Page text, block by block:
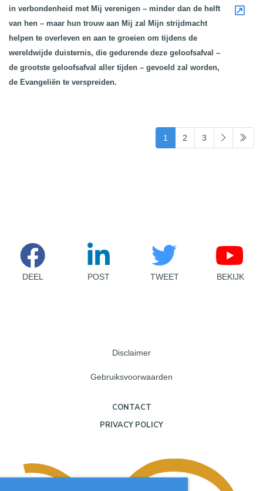
in verbondenheid met Mij verenigen – minder dan de helft
van hen – maar hun trouw aan Mij zal Mijn strijdmacht
helpen te overleven en aan te groeien om tijdens de
wereldwijde duisternis, die gedurende deze geloofsafval –
de grootste geloofsafval aller tijden – gevoeld zal worden,
de Evangeliën te verspreiden.
1 (current)
2 3
DEEL POST TWEET BEKIJK
Disclaimer
Gebruiksvoorwaarden
CONTACT
PRIVACY POLICY